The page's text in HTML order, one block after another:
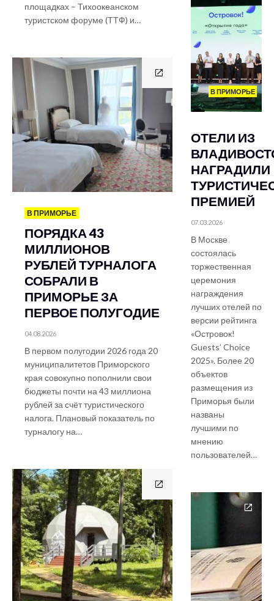
площадках – Тихоокеанском
туристском форуме (ТТФ) и…
В ПРИМОРЬЕ
ПОРЯДКА 43
МИЛЛИОНОВ
РУБЛЕЙ ТУРНАЛОГА
СОБРАЛИ В
ПРИМОРЬЕ ЗА
ПЕРВОЕ ПОЛУГОДИЕ
04.08.2026
В первом полугодии 2026 года 20
муниципалитетов Приморского
края совокупно пополнили свои
бюджеты почти на 43 миллиона
рублей за счёт туристического
налога. Плановый показатель по
турналогу на…
В ПРИМОРЬЕ
ОТЕЛИ ИЗ
НАГРАДИЛИ
ПРЕМИЕЙ
07.03.2026
В Москве
состоялась
торжественная
церемония
награждения
лучших отелей по
версии рейтинга
«Островок!
Guests’ Choice
2025». Более 20
объектов
размещения из
Приморья были
названы
лучшими по
мнению
пользователей…